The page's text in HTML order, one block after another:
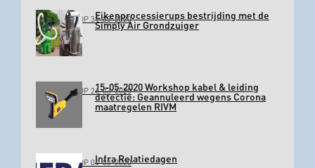
GEPLAATST OP 31-03-2020Eikenprocessierups bestrijding met de
Simply Air Grondzuiger
GEPLAATST OP 26-03-202015-05-2020 Workshop kabel & leiding
detectie: Geannuleerd wegens Corona
maatregelen RIVM
GEPLAATST OP 04-03-2020Infra Relatiedagen